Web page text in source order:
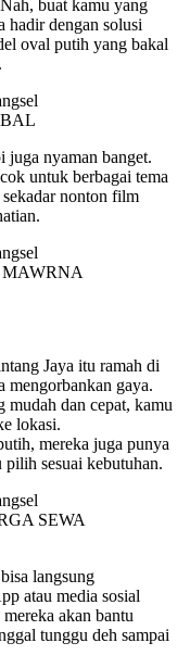
buat kamu yang
hadir dengan solusi
oval putih yang bakal
juga nyaman banget.
untuk berbagai tema
nonton film
Jaya itu ramah di
mengorbankan gaya.
mudah dan cepat, kamu
lokasi.
mereka juga punya
sesuai kebutuhan.
SEWA
langsung
atau media sosial
akan bantu
tunggu deh sampai